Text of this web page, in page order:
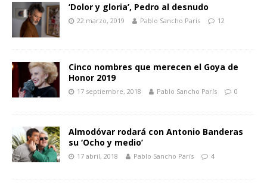
‘Dolor y gloria’, Pedro al desnudo
22 marzo, 2019 Pablo Sancho París 12
Cinco nombres que merecen el Goya de
Honor 2019
17 septiembre, 2018 Pablo Sancho París 0
Almodóvar rodará con Antonio Banderas
su ‘Ocho y medio’
17 abril, 2018 Pablo Sancho París 4